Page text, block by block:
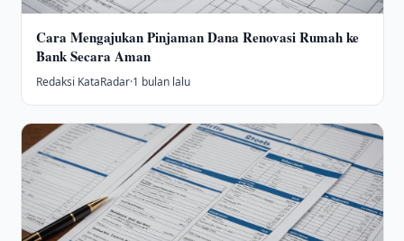
Cara Mengajukan Pinjaman Dana Renovasi Rumah ke
Bank Secara Aman
Redaksi KataRadar·1 bulan lalu